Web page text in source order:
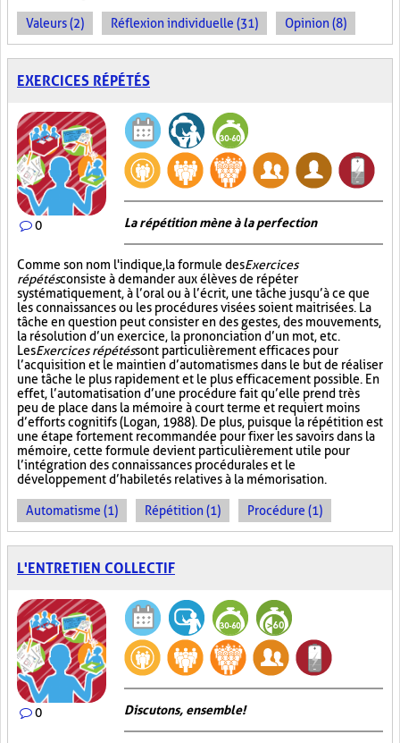
Valeurs (2) Réflexion individuelle (31) Opinion (8)
EXERCICES RÉPÉTÉS
0 La répétition mène à la perfection
Comme son nom l'indique, la formule desExercices
répétésconsiste à demander aux élèves de répéter
systématiquement, à l’oral ou à l’écrit, une tâche jusqu’à ce que
les connaissances ou les procédures visées soient maitrisées. La
tâche en question peut consister en des gestes, des mouvements,
la résolution d’un exercice, la prononciation d’un mot, etc.
LesExercices répétéssont particulièrement efficaces pour
l’acquisition et le maintien d’automatismes dans le but de réaliser
une tâche le plus rapidement et le plus efficacement possible. En
effet, l’automatisation d’une procédure fait qu’elle prend très
peu de place dans la mémoire à court terme et requiert moins
d’efforts cognitifs (Logan, 1988). De plus, puisque la répétition est
une étape fortement recommandée pour fixer les savoirs dans la
mémoire, cette formule devient particulièrement utile pour
l’intégration des connaissances procédurales et le
développement d’habiletés relatives à la mémorisation.
Automatisme (1) Répétition (1) Procédure (1)
L'ENTRETIEN COLLECTIF
0 Discutons, ensemble!